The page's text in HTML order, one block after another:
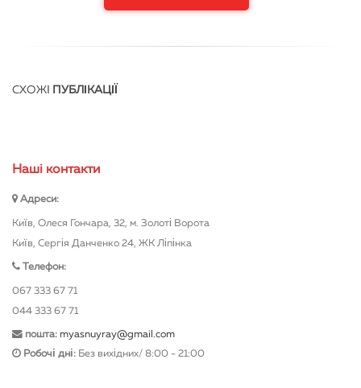
СХОЖІ ПУБЛІКАЦІЇ
Нашi контакти
Адреси:
Київ, Олеся Гончара, 32, м. Золоті Ворота
Київ, Сергія Данченко 24, ЖК Ліпінка
Телефон:
067 333 67 71
044 333 67 71
пошта: myasnuyray@gmail.com
Робочі дні: Без вихідних/ 8:00 - 21:00